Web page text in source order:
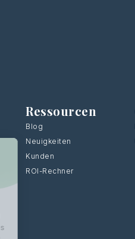
Ressourcen
Blog
Neuigkeiten
Kunden
ROI-Rechner